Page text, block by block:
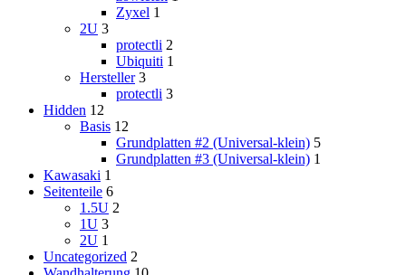
Zyxel 1
2U 3
protectli 2
Ubiquiti 1
Hersteller 3
protectli 3
Hidden 12
Basis 12
Grundplatten #2 (Universal-klein) 5
Grundplatten #3 (Universal-klein) 1
Kawasaki 1
Seitenteile 6
1.5U 2
1U 3
2U 1
Uncategorized 2